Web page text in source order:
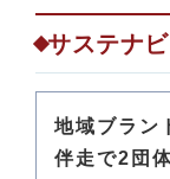
サステナ
地域ブラン
伴走で2団